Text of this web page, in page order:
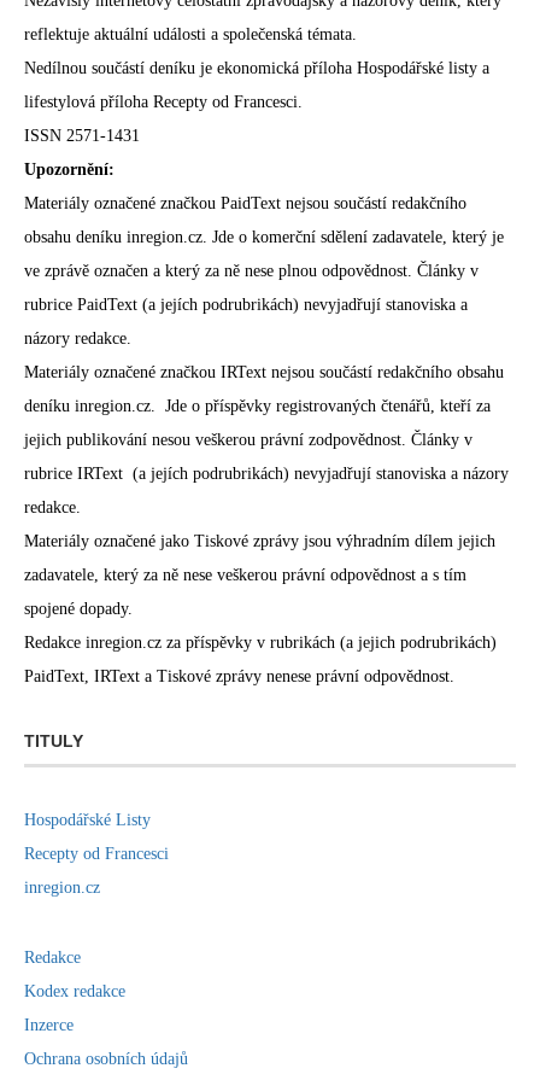
reflektuje aktuální události a společenská témata.
Nedílnou součástí deníku je ekonomická příloha Hospodářské listy a
lifestylová příloha Recepty od Francesci.
ISSN 2571-1431
Upozornění:
Materiály označené značkou PaidText nejsou součástí redakčního
obsahu deníku inregion.cz. Jde o komerční sdělení zadavatele, který je
ve zprávě označen a který za ně nese plnou odpovědnost. Články v
rubrice PaidText (a jejích podrubrikách) nevyjadřují stanoviska a
názory redakce.
Materiály označené značkou IRText nejsou součástí redakčního obsahu
deníku inregion.cz. Jde o příspěvky registrovaných čtenářů, kteří za
jejich publikování nesou veškerou právní zodpovědnost. Články v
rubrice IRText (a jejích podrubrikách) nevyjadřují stanoviska a názory
redakce.
Materiály označené jako Tiskové zprávy jsou výhradním dílem jejich
zadavatele, který za ně nese veškerou právní odpovědnost a s tím
spojené dopady.
Redakce inregion.cz za příspěvky v rubrikách (a jejich podrubrikách)
PaidText, IRText a Tiskové zprávy nenese právní odpovědnost.
TITULY
Hospodářské Listy
Recepty od Francesci
inregion.cz
Redakce
Kodex redakce
Inzerce
Ochrana osobních údajů